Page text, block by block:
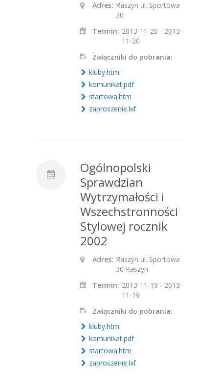
Adres: Raszyn ul. Sportowa
30
Termin: 2013-11-20 - 2013-
11-20
Załączniki do pobrania:
kluby.htm
komunikat.pdf
startowa.htm
zaproszenie.lxf
Ogólnopolski
Sprawdzian
Wytrzymałości i
Wszechstronności
Stylowej rocznik
2002
Adres: Raszyn ul. Sportowa
30 Raszyn
Termin: 2013-11-19 - 2013-
11-19
Załączniki do pobrania:
kluby.htm
komunikat.pdf
startowa.htm
zaproszenie.lxf